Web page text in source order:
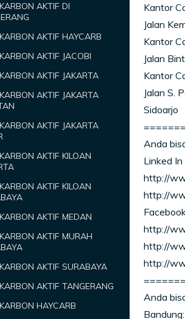
Kantor
Jalan
Kantor
Jalan
Kantor
Jalan S.
Sidoarjo
Anda
Linked In
http://
http://
http://
http://
http://
Anda
AKTIF DI
AKTIF HAYCARB
AKTIF JACOBI
AKTIF JAKARTA
AKTIF JAKARTA
AKTIF JAKARTA
AKTIF KILOAN
AKTIF KILOAN
AKTIF MEDAN
AKTIF MURAH
AKTIF SURABAYA
AKTIF TANGERANG
HAYCARB